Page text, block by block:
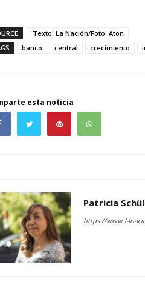
Texto: La Nación/Foto: Aton
banco central crecimiento
esta noticia
Patricia
https://